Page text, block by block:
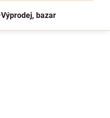
Výprodej, bazar